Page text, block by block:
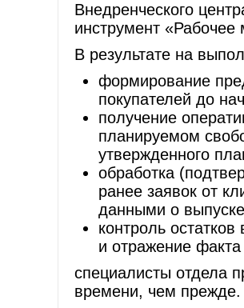
Внедренческого
инструмент
В результате на
формирование
покупателей до
получение
планируемом
утвержденного
обработка
ранее заявок от
данными о
контроль
и отражение
специалисты отдела
времени, чем